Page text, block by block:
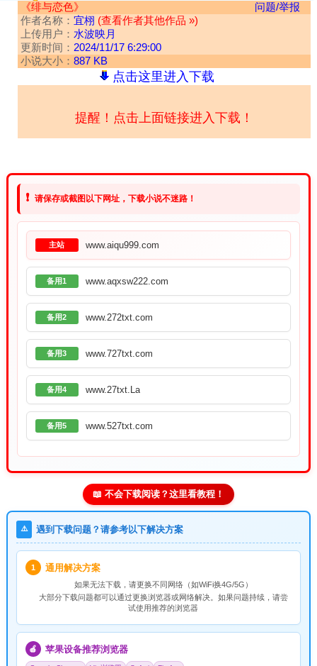
《绯与恋色》
问题/举报
作者名称： 宜栩 (查看作者其他作品 »)
上传用户： 水波映月
更新时间： 2024/11/17 6:29:00
小说大小： 887 KB
点击这里进入下载
提醒！点击上面链接进入下载！
❗ 请保存或截图以下网址，下载小说不迷路！
主站 www.aiqu999.com
备用1 www.aqxsw222.com
备用2 www.272txt.com
备用3 www.727txt.com
备用4 www.27txt.La
备用5 www.527txt.com
📖 不会下载阅读？这里看教程！
⚠️ 遇到下载问题？请参考以下解决方案
1 通用解决方案
如果无法下载，请更换不同网络（如WiFi换4G/5G）
大部分下载问题都可以通过更换浏览器或网络解决。如果问题持续，请尝
试使用推荐的浏览器
🍎 苹果设备推荐浏览器